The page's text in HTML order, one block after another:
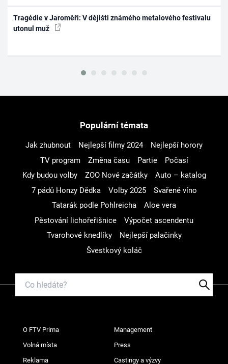
Tragédie v Jaroměři: V dějišti známého metalového festivalu
utonul muž
Populární témata
Jak zhubnout Nejlepší filmy 2024
Nejlepší horory
TV program
Změna času Partie
Počasí
Kdy budou volby
ZOO Nové začátky
Auto – katalog
7 pádů Honzy Dědka
Volby 2025
Svařené víno
Tatarák podle Pohlreicha
Aloe vera
Pěstování lichořeřišnice
Výpočet ascendentu
Tvarohové knedlíky
Nejlepší palačinky
Švestkový koláč
O FTV Prima Management
Volná místa Press
Reklama Castingy a výzvy